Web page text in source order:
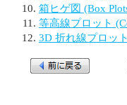
箱ヒゲ図 (Box
等高線プロット
3D 折れ線プロッ